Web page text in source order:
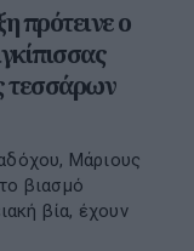
πρότεινε ο
τεσσάρων
Μάριους
βιασμό
βία, έχουν